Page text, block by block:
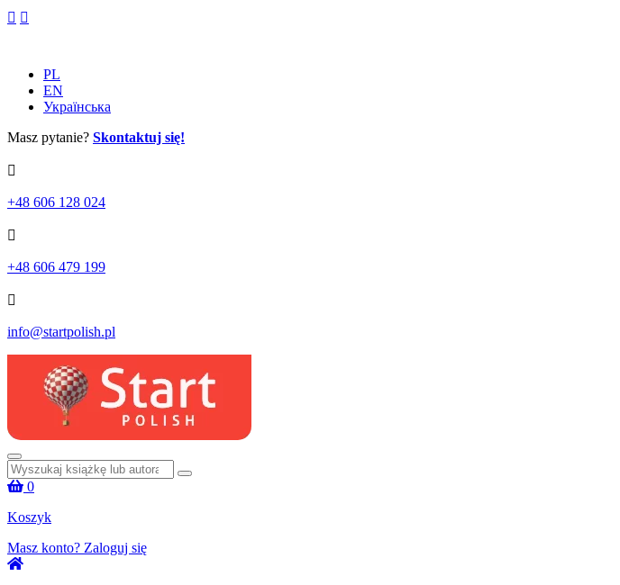
Skip
PL
EN
Українська
Masz pytanie? Skontaktuj się!
+48 606 128 024
+48 606 479 199
info@startpolish.pl
Szukaj:
0
Koszyk
Masz konto? Zaloguj się